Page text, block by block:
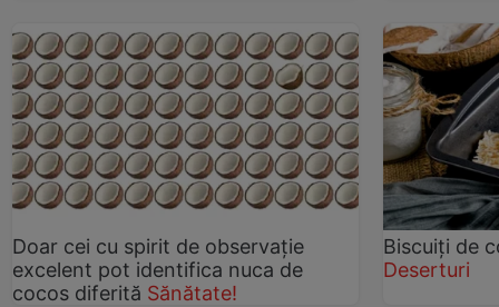
Doar cei cu spirit de observație
excelent pot identifica nuca de
cocos diferită Sănătate!
Biscuiți de
Deserturi